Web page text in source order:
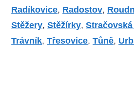
Radíkovice, Radostov,
Stěžery,Stěžírky,
Trávník,Třesovice,Tůně,